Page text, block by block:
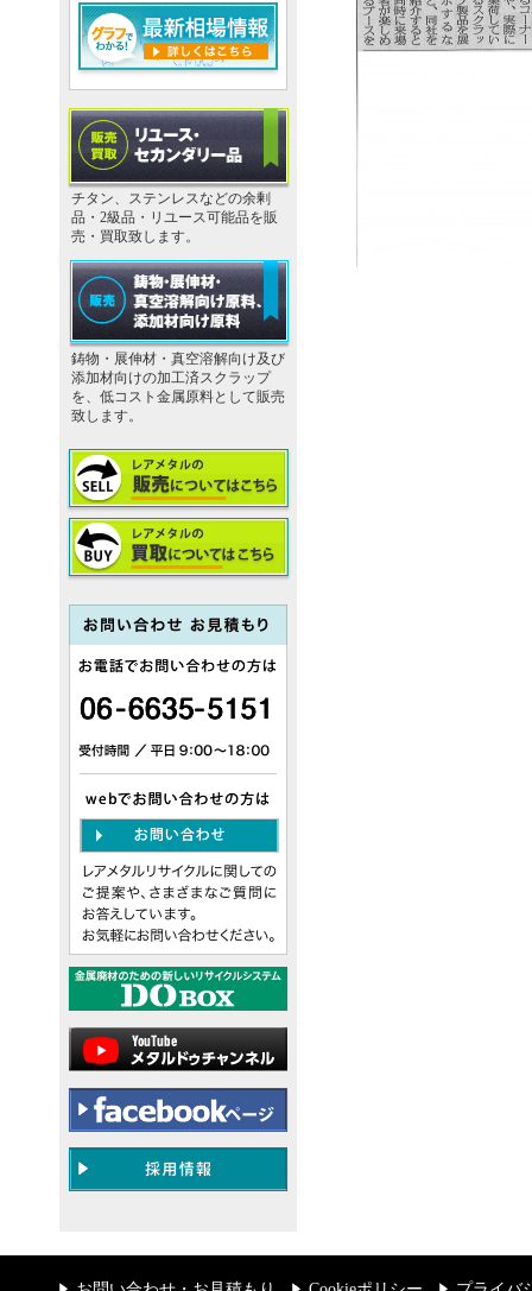
チタン、ステンレスなどの余剰
品・2級品・リユース可能品を販
売・買取致します。
鋳物・展伸材・真空溶解向け及び
添加材向けの加工済スクラップ
を、低コスト金属原料として販売
致します。